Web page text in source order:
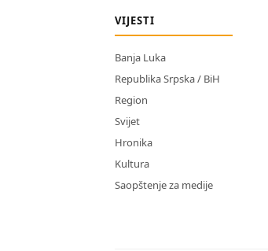
VIJESTI
Banja Luka
Republika Srpska / BiH
Region
Svijet
Hronika
Kultura
Saopštenje za medije